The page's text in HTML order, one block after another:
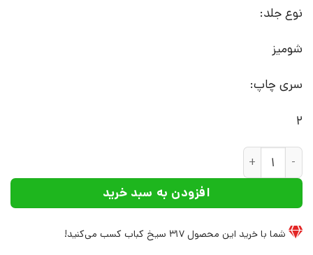
نوع جلد:
شومیز
سری چاپ:
2
کتاب برای این که در محله گم نشوی | انتشارات افراز عدد
افزودن به سبد خرید
شما با خرید این محصول 317 سیخ کباب کسب می‌کنید!